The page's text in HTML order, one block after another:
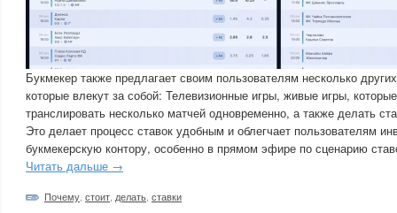
Букмекер также предлагает своим пользователям несколько
которые влекут за собой: Телевизионные игры, живые игры,
транслировать несколько матчей одновременно, а также делать
Это делает процесс ставок удобным и облегчает пользователям
букмекерскую контору, особенно в прямом эфире по сценарию
Читать дальше →
Почему стоит делать ставки